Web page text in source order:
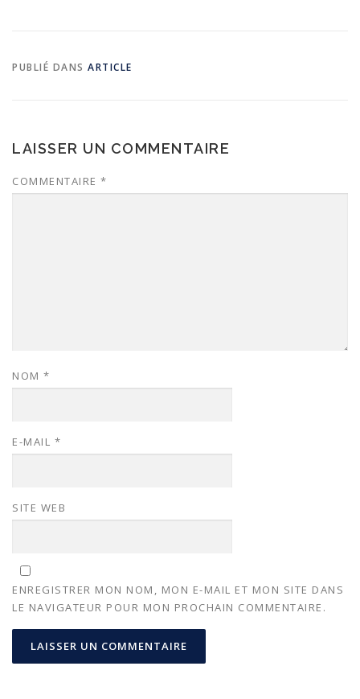
PUBLIÉ DANS ARTICLE
LAISSER UN COMMENTAIRE
COMMENTAIRE *
NOM *
E-MAIL *
SITE WEB
ENREGISTRER MON NOM, MON E-MAIL ET MON SITE DANS
LE NAVIGATEUR POUR MON PROCHAIN COMMENTAIRE.